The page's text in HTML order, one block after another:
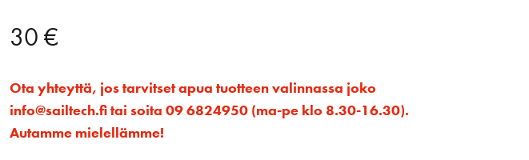
30€
Ota yhteyttä, jos tarvitset apua tuotteen valinnassa joko
info@sailtech.fi tai soita 09 6824950 (ma-pe klo 8.30-16.30).
Autamme mielellämme!